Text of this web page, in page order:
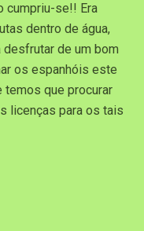
cumpriu-se!! Era
dentro de água,
desfrutar de um bom
os espanhóis este
temos que procurar
licenças para os tais